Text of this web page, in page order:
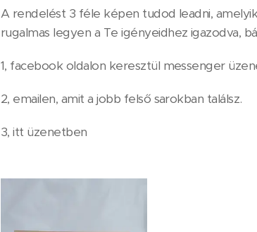
A rendelést 3 féle képen tudod leadni,
rugalmas legyen a Te igényeidhez igazodva,
1, facebook oldalon keresztül messenger
2, emailen, amit a jobb felső sarokban találsz.
3, itt üzenetben